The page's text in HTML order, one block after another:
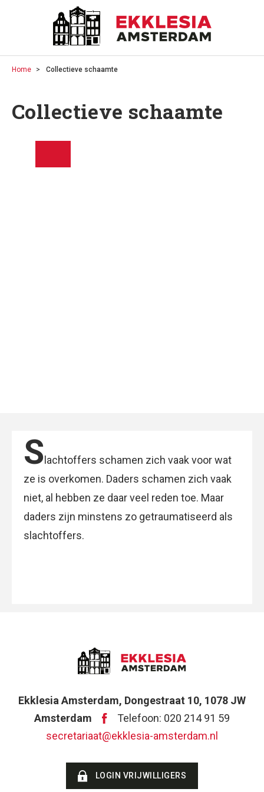
Home Collectieve schaamte
Collectieve schaamte
S lachtoffers schamen zich vaak voor wat
ze is overkomen. Daders schamen zich vaak
niet, al hebben ze daar veel reden toe. Maar
daders zijn minstens zo getraumatiseerd als
slachtoffers.
Ekklesia Amsterdam, Dongestraat 10, 1078 JW
Amsterdam
Telefoon: 020 214 91 59
secretariaat@ekklesia-amsterdam.nl
LOGIN VRIJWILLIGERS